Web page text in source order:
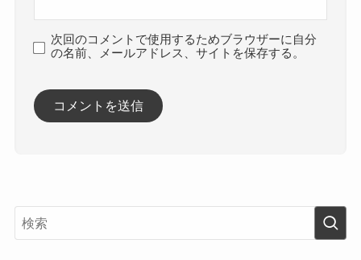
次回のコメントで使用するためブラウザーに自分
の名前、メールアドレス、サイトを保存する。